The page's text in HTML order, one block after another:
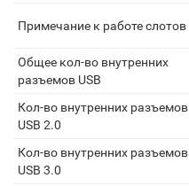
Примечание к работе слотов
Общее кол-во внутренних
разъемов USB
Кол-во внутренних разъемов
USB 2.0
Кол-во внутренних разъемов
USB 3.0